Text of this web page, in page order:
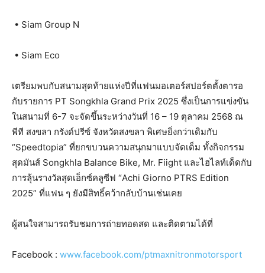
• Siam Group N
• Siam Eco
เตรียมพบกับสนามสุดท้ายแห่งปีที่แฟนมอเตอร์สปอร์ตตั้งตารอ
กับรายการ PT Songkhla Grand Prix 2025 ซึ่งเป็นการแข่งขัน
ในสนามที่ 6-7 จะจัดขึ้นระหว่างวันที่ 16 – 19 ตุลาคม 2568 ณ
พีที สงขลา กรังด์ปรีซ์ จังหวัดสงขลา พิเศษยิ่งกว่าเดิมกับ
“Speedtopia” ที่ยกขบวนความสนุกมาแบบจัดเต็ม ทั้งกิจกรรม
สุดมันส์ Songkhla Balance Bike, Mr. Fiight และไฮไลท์เด็ดกับ
การลุ้นรางวัลสุดเอ็กซ์คลูซีฟ “Achi Giorno PTRS Edition
2025” ที่แฟน ๆ ยังมีสิทธิ์คว้ากลับบ้านเช่นเคย
ผู้สนใจสามารถรับชมการถ่ายทอดสด และติดตามได้ที่
Facebook : www.facebook.com/ptmaxnitronmotorsport